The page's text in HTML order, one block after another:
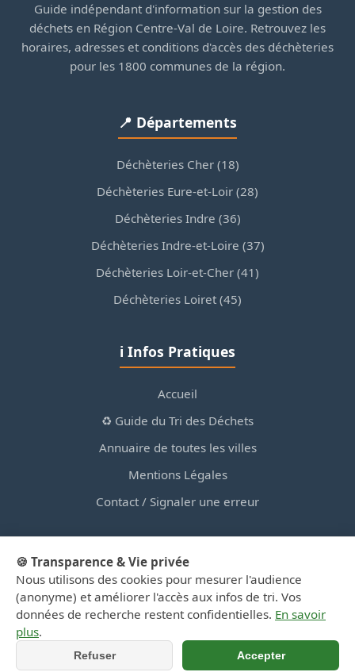
Guide indépendant d'information sur la gestion des
déchets en Région Centre-Val de Loire. Retrouvez les
horaires, adresses et conditions d'accès des déchèteries
pour les 1800 communes de la région.
📍 Départements
Déchèteries Cher (18)
Déchèteries Eure-et-Loir (28)
Déchèteries Indre (36)
Déchèteries Indre-et-Loire (37)
Déchèteries Loir-et-Cher (41)
Déchèteries Loiret (45)
ℹ️ Infos Pratiques
Accueil
♻️ Guide du Tri des Déchets
Annuaire de toutes les villes
Mentions Légales
Contact / Signaler une erreur
© 2026 PortailDesDechetsEnRegionCentre.fr — Site
d'information privé, non affilié aux collectivités.
🍪 Transparence & Vie privée
Nous utilisons des cookies pour mesurer l'audience
(anonyme) et améliorer l'accès aux infos de tri. Vos
données de recherche restent confidentielles. En savoir
plus.
Refuser Accepter
📞 Appeler 📍 Y aller (GPS)